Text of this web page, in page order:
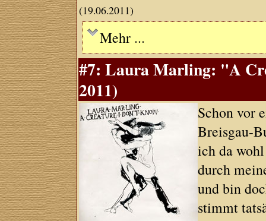
(19.06.2011)
Mehr ...
#7: Laura Marling: "A
2011)
Schon vor
Breisgau-
ich da
durch
und bin
stimmt